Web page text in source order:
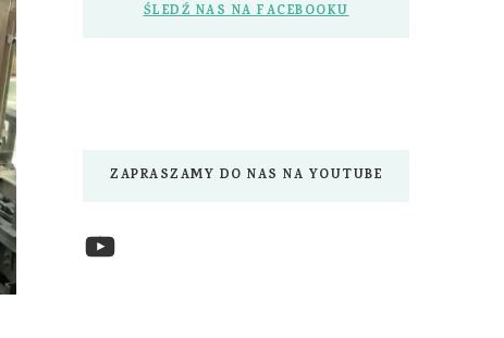
ŚLEDŹ NAS NA FACEBOOKU
ZAPRASZAMY DO NAS NA YOUTUBE
YouTube